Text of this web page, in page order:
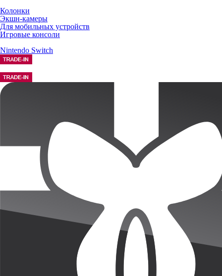
Колонки
Экшн-камеры
Для мобильных устройств
Игровые консоли
Nintendo Switch